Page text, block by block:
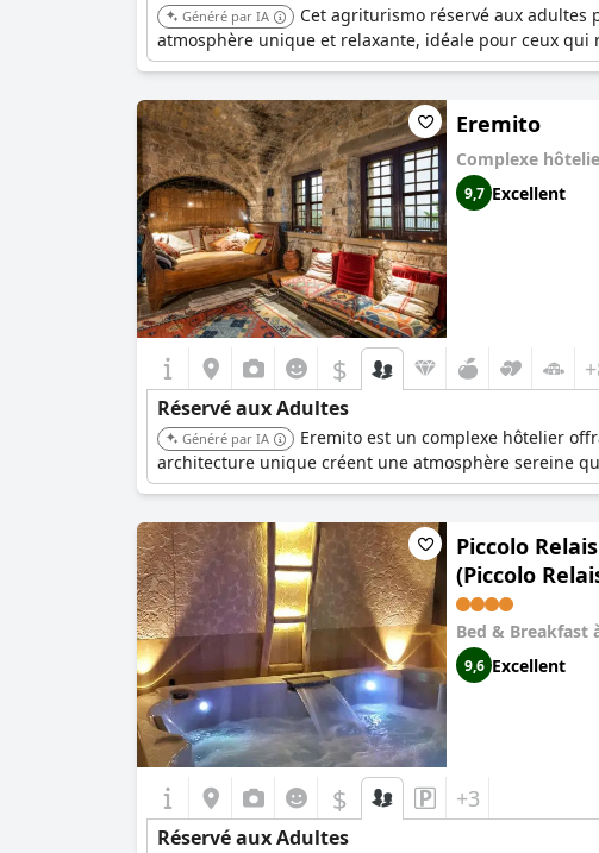
Généré par IA
Cet agriturismo réservé aux adultes
atmosphère unique et relaxante, idéale pour ceux
Eremito
Complexe
9,7 Excellent
$
Réservé aux Adultes
Généré par IA
Eremito est un complexe hôtelier
architecture unique créent une atmosphère sereine
Piccolo
(Piccolo
spa privata)
Bed & Breakfast
9,6 Excellent
$ +3
Réservé aux Adultes